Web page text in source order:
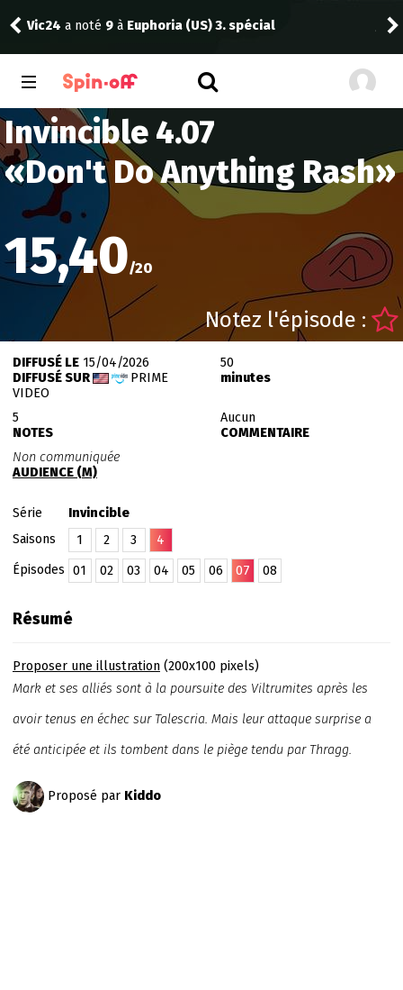
Vic24 a noté 9 à Euphoria (US) 3. spécial
Invincible 4.07
«Don't Do Anything Rash»
15,40/20
Notez l'épisode :
DIFFUSÉ LE15/04/2026
DIFFUSÉ SUR
PRIME
VIDEO
50
minutes
5
NOTES
Aucun
COMMENTAIRE
Non communiquée
AUDIENCE (M)
Série
Invincible
Saisons
1 2 3
4
Épisodes
01 02 03 04 05 06 07 08
Résumé
Proposer une illustration(200x100 pixels)
Mark et ses alliés sont à la poursuite des Viltrumites après les
avoir tenus en échec sur Talescria. Mais leur attaque surprise a
été anticipée et ils tombent dans le piège tendu par Thragg.
Proposé par Kiddo